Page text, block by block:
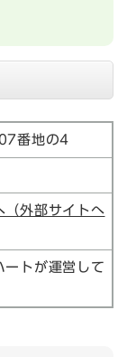
番地の4
外部サイトへ
トが運営して